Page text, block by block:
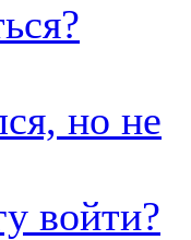
но не
войти?